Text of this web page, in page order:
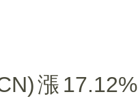
漲17.12%